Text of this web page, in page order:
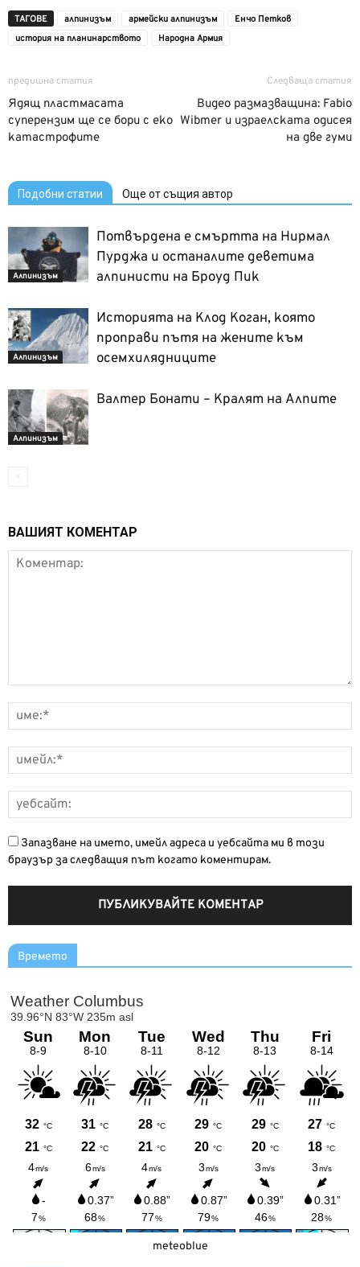
ТАГОВЕ алпинизъм армейски алпинизъм
Енчо Петков
история на планинарството
Народна Армия
предишна статия
Ядящ пластмасата
суперензим ще се бори с еко
катастрофите
Следваща статия
Видео размазващина: Fabio
Wibmer и израелската одисея
на две гуми
Подобни статии Още от същия автор
Алпинизъм
Потвърдена е смъртта на Нирмал
Пурджа и останалите деветима
алпинисти на Броуд Пик
Алпинизъм
Историята на Клод Коган, която
проправи пътя на жените към
осемхилядниците
Алпинизъм
Валтер Бонати – Кралят на Алпите
ВАШИЯТ КОМЕНТАР
Запазване на името, имейл адреса и уебсайта ми в този
браузър за следващия път когато коментирам.
Времето
meteoblue